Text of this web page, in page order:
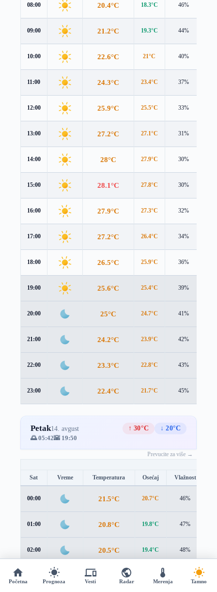
08:00 20.4°C 18.3°C 46%
09:00 21.2°C 19.3°C 44%
10:00 22.6°C 21°C 40%
11:00 24.3°C 23.4°C 37%
12:00 25.9°C 25.5°C 33%
13:00 27.2°C 27.1°C 31%
14:00 28°C 27.9°C 30%
15:00 28.1°C 27.8°C 30%
16:00 27.9°C 27.3°C 32%
17:00 27.2°C 26.4°C 34%
18:00 26.5°C 25.9°C 36%
19:00 25.6°C 25.4°C 39%
20:00 25°C 24.7°C 41%
21:00 24.2°C 23.9°C 42%
22:00 23.3°C 22.8°C 43%
23:00 22.4°C 21.7°C 45%
Petak14. avgust ↑ 30°C
↓ 20°C
🌅 05:42🌇 19:50
Prevucite za više →
Sat Vreme Temperatura Osećaj Vlažnost
00:00 21.5°C 20.7°C 46%
01:00 20.8°C 19.8°C 47%
02:00 20.5°C 19.4°C 48%
Početna Prognoza Vesti Radar Merenja Tamno